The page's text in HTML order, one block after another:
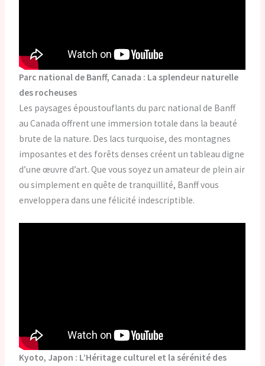
Parc national de Banff, Canada : La splendeur naturelle
des rocheuses
Les paysages époustouflants du parc national de Banff
au Canada offrent une immersion totale dans la beauté
brute de la nature. Des lacs turquoise, des montagnes
imposantes et des forêts denses créent un tableau digne
d’une œuvre d’art. Que vous soyez un amateur de plein air
ou simplement en quête de tranquillité, Banff vous
enveloppera dans une félicité indescriptible.
Kyoto, Japon : L’Héritage culturel et la sérénité des